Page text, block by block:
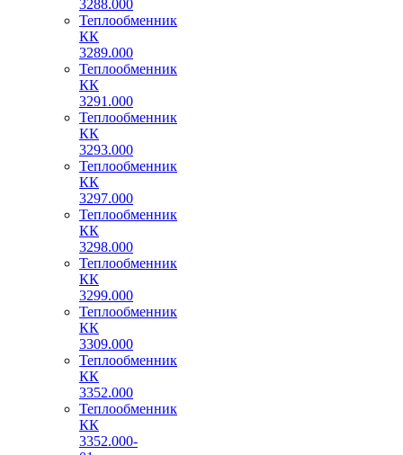
3288.000
Теплообменник
КК
3289.000
Теплообменник
КК
3291.000
Теплообменник
КК
3293.000
Теплообменник
КК
3297.000
Теплообменник
КК
3298.000
Теплообменник
КК
3299.000
Теплообменник
КК
3309.000
Теплообменник
КК
3352.000
Теплообменник
КК
3352.000-